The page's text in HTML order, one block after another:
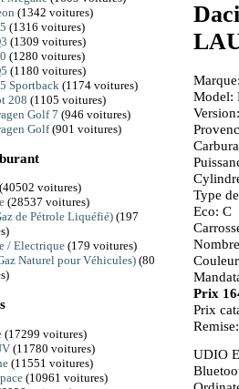
Model:
Type
Eco: C
Prix
Prix
UDIO
(1342 voitures)
(1316 voitures)
(1309 voitures)
(1280 voitures)
(1180 voitures)
Sportback (1174 voitures)
208 (1105 voitures)
Golf 7 (946 voitures)
Golf(901 voitures)
voitures)
(28537 voitures)
de Pétrole Liquéfié)(197
/ Electrique(179 voitures)
Naturel pour Véhicules)(80
(17299 voitures)
(11780 voitures)
(11551 voitures)
(10961 voitures)